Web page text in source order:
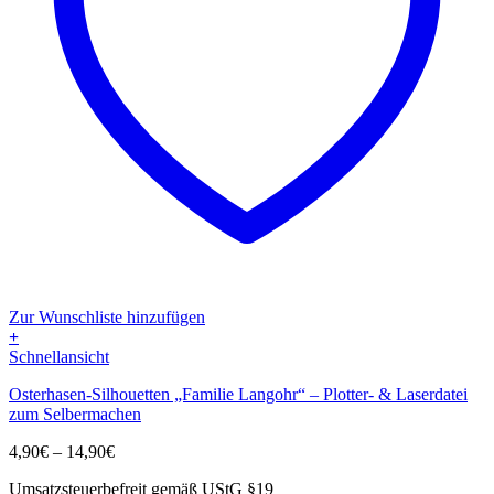
Zur Wunschliste hinzufügen
+
Dieses
weist
mehrere
auf.
Schnellansicht
Osterhasen-Silhouetten „Familie Langohr“ – Plotter- & Laserdatei
zum Selbermachen
4,90€ – 14,90€Preisspanne:
bis
Umsatzsteuerbefreit gemäß UStG §19